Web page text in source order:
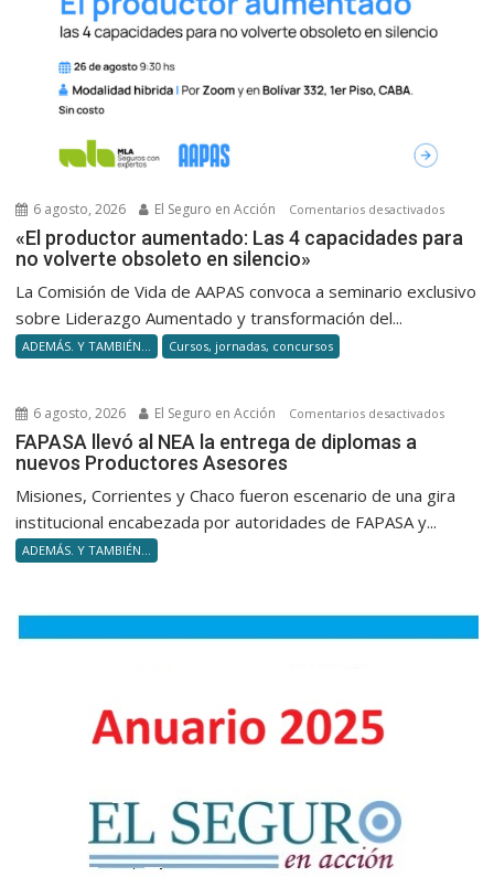
6 agosto, 2026 El Seguro en Acción Comentarios desactivadosen
«El
«El productor aumentado: Las 4 capacidades para
no volverte obsoleto en silencio»
La Comisión de Vida de AAPAS convoca a seminario exclusivo
sobre Liderazgo Aumentado y transformación del...
ADEMÁS. Y TAMBIÉN... Cursos, jornadas, concursos
6 agosto, 2026 El Seguro en Acción Comentarios desactivadosen
FAPASA llevó al NEA la entrega de diplomas a
nuevos Productores Asesores
Misiones, Corrientes y Chaco fueron escenario de una gira
institucional encabezada por autoridades de FAPASA y...
ADEMÁS. Y TAMBIÉN...